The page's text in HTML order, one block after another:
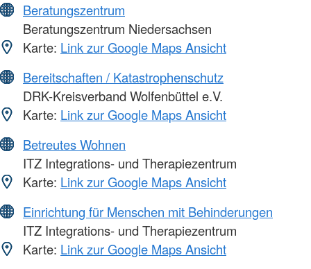
Beratungszentrum
Beratungszentrum Niedersachsen
Karte: Link zur Google Maps Ansicht
Bereitschaften / Katastrophenschutz
DRK-Kreisverband Wolfenbüttel e.V.
Karte: Link zur Google Maps Ansicht
Betreutes Wohnen
ITZ Integrations- und Therapiezentrum
Karte: Link zur Google Maps Ansicht
Einrichtung für Menschen mit Behinderungen
ITZ Integrations- und Therapiezentrum
Karte: Link zur Google Maps Ansicht